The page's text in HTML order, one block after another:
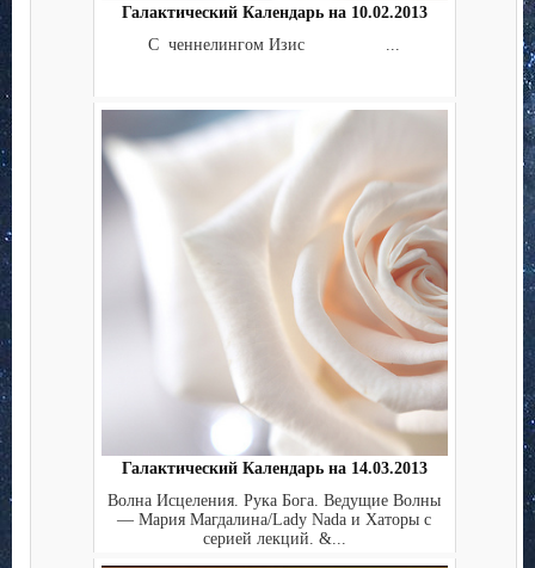
Галактический Календарь на 10.02.2013
С ченнелингом Изис ...
Галактический Календарь на 14.03.2013
Волна Исцеления. Рука Бога. Ведущие Волны
— Мария Магдалина/Lady Nada и Хаторы с
серией лекций. &...